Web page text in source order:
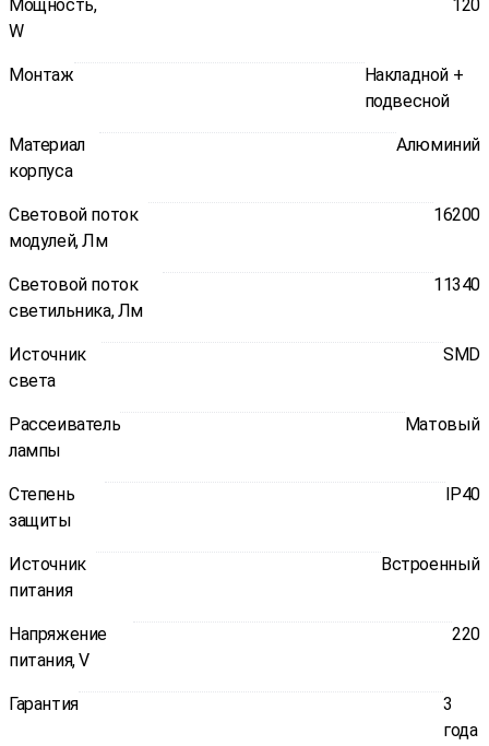
Мощность,
W
120
Монтаж
Накладной +
подвесной
Материал
корпуса
Алюминий
Световой поток
модулей, Лм
16200
Световой поток
светильника, Лм
11340
Источник
света
SMD
Рассеиватель
лампы
Матовый
Степень
защиты
IP40
Источник
питания
Встроенный
Напряжение
питания, V
220
Гарантия
3
года